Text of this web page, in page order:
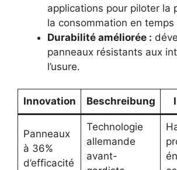
applications pour piloter la
la consommation en temps
Durabilité améliorée :
panneaux résistants aux
l’usure.
Innovation Beschreibung
Panneaux
à 36%
d’efficacité
Technologie
allemande
avant-